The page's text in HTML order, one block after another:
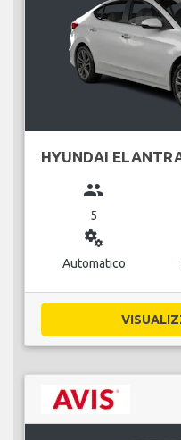
HYUNDAI
group
5
miscellaneous_services
Automatico